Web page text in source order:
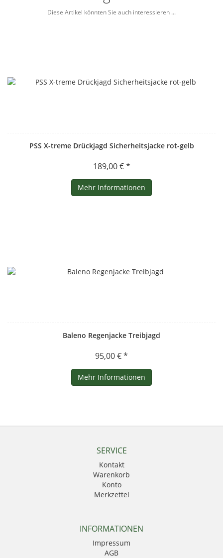
Diese Artikel könnten Sie auch interessieren ...
PSS X-treme Drückjagd Sicherheitsjacke rot-gelb
189,00 € *
Mehr Informationen
Baleno Regenjacke Treibjagd
95,00 € *
Mehr Informationen
SERVICE
Kontakt
Warenkorb
Konto
Merkzettel
INFORMATIONEN
Impressum
AGB